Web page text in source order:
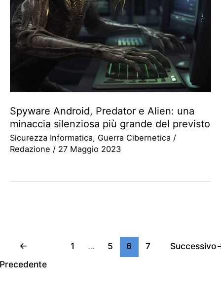
Spyware Android, Predator e Alien: una
minaccia silenziosa più grande del previsto
Sicurezza Informatica, Guerra Cibernetica /
Redazione / 27 Maggio 2023
←
Precedente
1 … 5 6 7 Successivo